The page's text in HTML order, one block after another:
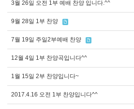
3월 26일 오전 1부 예배 찬양 입니다.^^
9월 28일 1부 찬양
7월 19일 주일2부예배 찬양
12월 4일 1부 찬양곡입니다^^
1월 15일 2부 찬양입니다~
2017.4.16 오전 1부 찬양입니다^^